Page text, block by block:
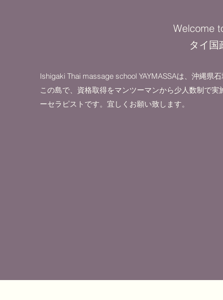
Welcome
タイ国
Ishigaki Thai massage school YAYMASSAは、沖縄県
この島で、資格取得をマンツーマンから少人数制で
ーセラピストです。宜しくお願い致します。